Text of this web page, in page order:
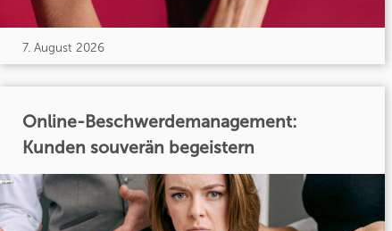
7. August 2026
Online-Beschwerdemanagement:
Kunden souverän begeistern